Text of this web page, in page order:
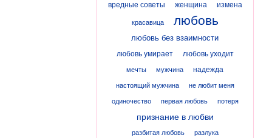
вредные советы женщина измена
красавица любовь
любовь без взаимности
любовь умирает любовь уходит
мечты мужчина надежда
настоящий мужчина не любит меня
одиночество первая любовь потеря
признание в любви
разбитая любовь разлука